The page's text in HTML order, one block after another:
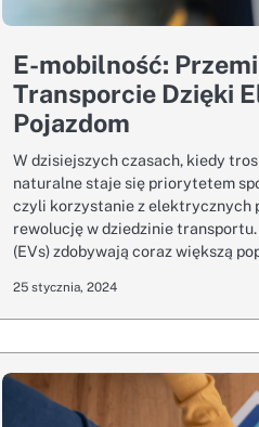
E-mobilność:
Transporcie Dzięki
Pojazdom
W dzisiejszych czasach, kiedy
naturalne staje się priorytetem
czyli korzystanie z elektrycznych
rewolucję w dziedzinie
(EVs) zdobywają coraz większą
25 stycznia, 2024